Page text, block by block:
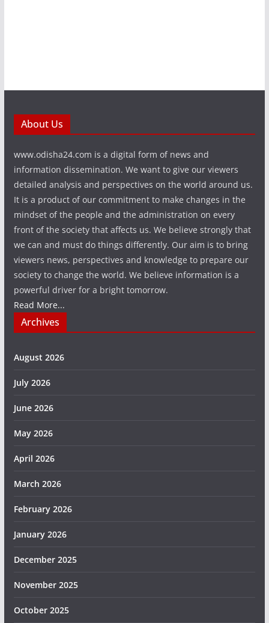
About Us
www.odisha24.com is a digital form of news and
information dissemination. We want to give our viewers
detailed analysis and perspectives on the world around us.
It is a product of our commitment to make changes in the
mindset of the people and the administration on every
front of the society that affects us. We believe strongly that
we can and must do things differently. Our aim is to bring
viewers news, perspectives and knowledge to prepare our
society to change the world. We believe information is a
powerful driver for a bright tomorrow.
Read More...
Archives
August 2026
July 2026
June 2026
May 2026
April 2026
March 2026
February 2026
January 2026
December 2025
November 2025
October 2025